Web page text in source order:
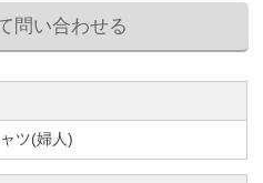
ツ(婦人)